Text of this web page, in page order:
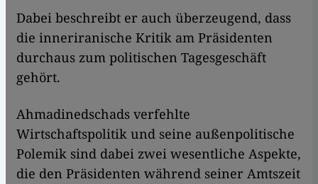
Dabei beschreibt er auch überzeugend, dass
die inneriranische Kritik am Präsidenten
durchaus zum politischen Tagesgeschäft
gehört.
Ahmadinedschads verfehlte
Wirtschaftspolitik und seine außenpolitische
Polemik sind dabei zwei wesentliche Aspekte,
die den Präsidenten während seiner Amtszeit